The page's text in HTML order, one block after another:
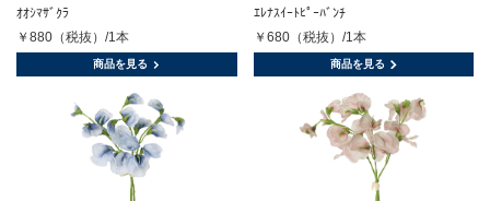
ｵｵｼﾏｻﾞｸﾗ
￥880（税抜）/1本
商品を見る
ｴﾚﾅｽｲｰﾄﾋﾟｰﾊﾞﾝﾁ
￥680（税抜）/1本
商品を見る